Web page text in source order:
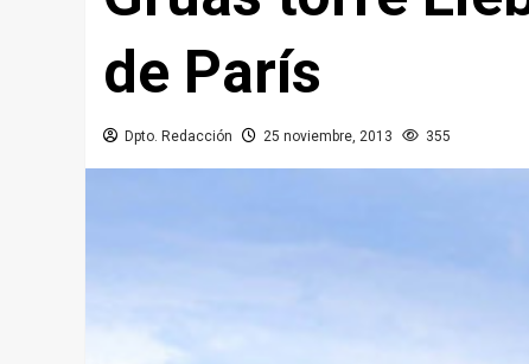
de París
Dpto. Redacción 25 noviembre, 2013 355